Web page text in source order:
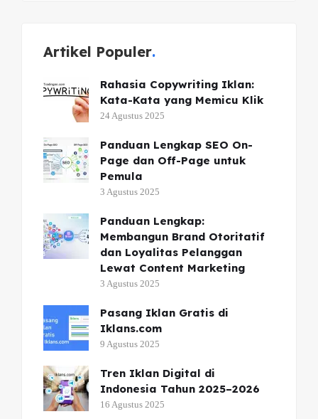
Artikel Populer
Rahasia Copywriting Iklan:
Kata-Kata yang Memicu Klik
24 Agustus 2025
Panduan Lengkap SEO On-
Page dan Off-Page untuk
Pemula
3 Agustus 2025
Panduan Lengkap:
Membangun Brand Otoritatif
dan Loyalitas Pelanggan
Lewat Content Marketing
3 Agustus 2025
Pasang Iklan Gratis di
Iklans.com
9 Agustus 2025
Tren Iklan Digital di
Indonesia Tahun 2025–2026
16 Agustus 2025